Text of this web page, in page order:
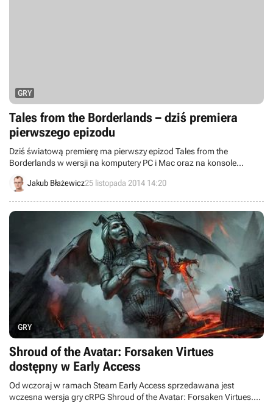
GRY
Tales from the Borderlands – dziś premiera
pierwszego epizodu
Dziś światową premierę ma pierwszy epizod Tales from the
Borderlands w wersji na komputery PC i Mac oraz na konsole
PlayStation 3 i PlayStation 4 w Ameryce. Wersje na Xbox 360 i Xbox
One ukażą się później.
Jakub Błażewicz25 listopada 2014 14:20
GRY
Shroud of the Avatar: Forsaken Virtues
dostępny w Early Access
Od wczoraj w ramach Steam Early Access sprzedawana jest
wczesna wersja gry cRPG Shroud of the Avatar: Forsaken Virtues.